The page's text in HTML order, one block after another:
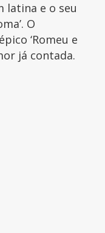
latina e o seu
O
‘Romeu e
já contada.